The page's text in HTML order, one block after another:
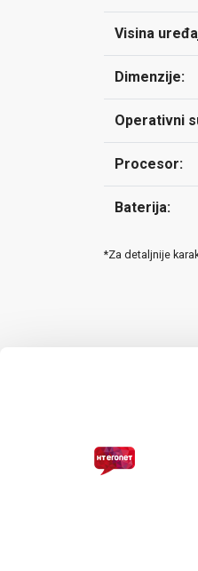
Visina
Dimenzije:
Operativni
Procesor:
Baterija:
*Za detaljnije